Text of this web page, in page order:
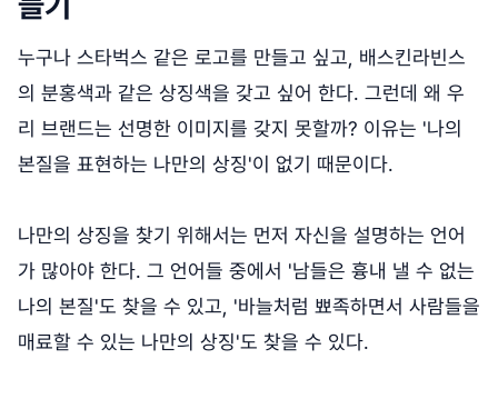
누구나 스타벅스 같은 로고를 만들고 싶고, 배스킨라빈스
의 분홍색과 같은 상징색을 갖고 싶어 한다. 그런데 왜 우
리 브랜드는 선명한 이미지를 갖지 못할까? 이유는 '나의
본질을 표현하는 나만의 상징'이 없기 때문이다.
나만의 상징을 찾기 위해서는 먼저 자신을 설명하는 언어
가 많아야 한다. 그 언어들 중에서 '남들은 흉내 낼 수 없는
나의 본질'도 찾을 수 있고, '바늘처럼 뾰족하면서 사람들을
매료할 수 있는 나만의 상징'도 찾을 수 있다.